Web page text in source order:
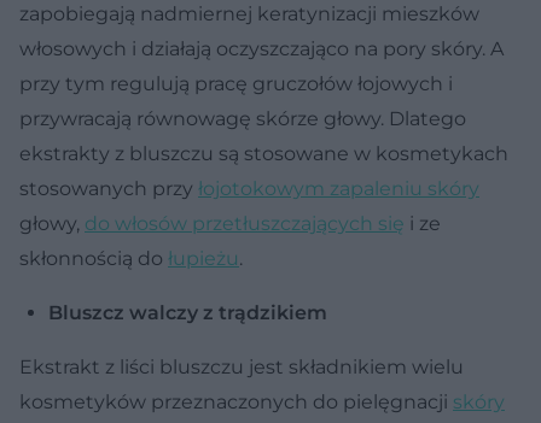
zapobiegają nadmiernej keratynizacji mieszków
włosowych i działają oczyszczająco na pory skóry. A
przy tym regulują pracę gruczołów łojowych i
przywracają równowagę skórze głowy. Dlatego
ekstrakty z bluszczu są stosowane w kosmetykach
stosowanych przy łojotokowym zapaleniu skóry
głowy, do włosów przetłuszczających się i ze
skłonnością do łupieżu.
Bluszcz walczy z trądzikiem
Ekstrakt z liści bluszczu jest składnikiem wielu
kosmetyków przeznaczonych do pielęgnacji skóry